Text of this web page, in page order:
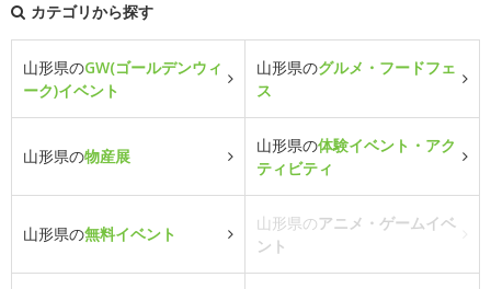
カテゴリから探す
山形県のGW(ゴールデンウィ
ーク)イベント
山形県のグルメ・フードフェ
ス
山形県の物産展
山形県の体験イベント・アク
ティビティ
山形県の無料イベント
山形県のアニメ・ゲームイベ
ント